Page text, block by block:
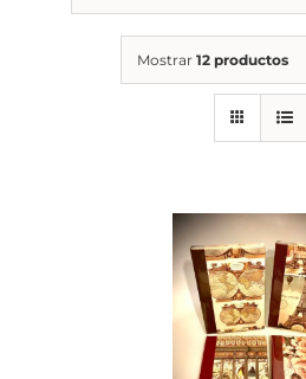
Mostrar 12 productos